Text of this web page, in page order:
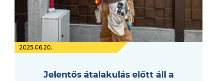
2025.06.20.
Jelentős átalakulás előtt áll a